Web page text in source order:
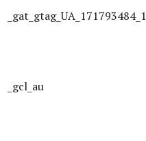
_gat_gtag_UA_171793484_1
_gcl_au